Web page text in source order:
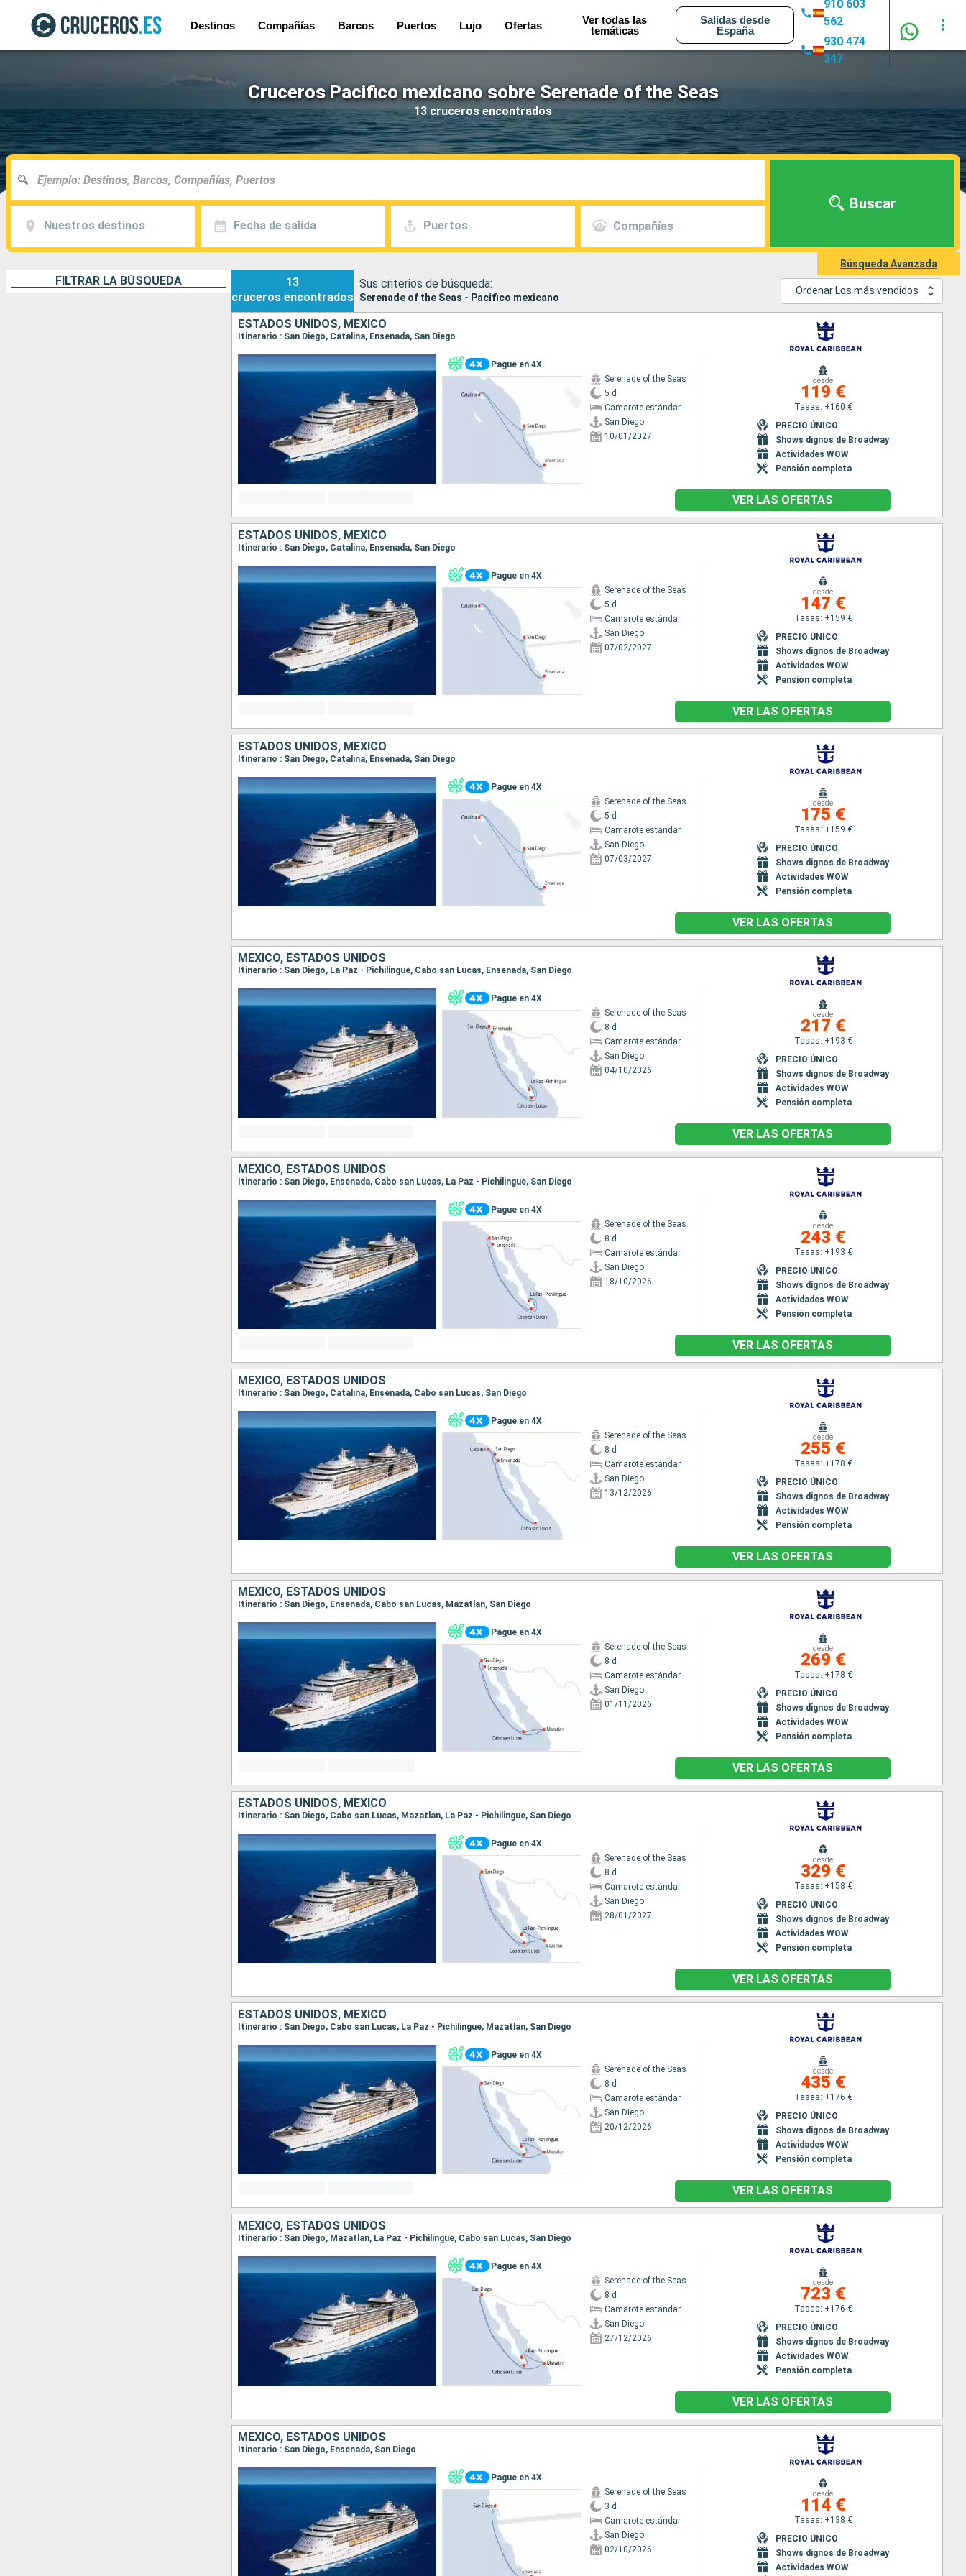
Destinos Compañías Barcos Puertos Lujo Ofertas
Ver todas las
temáticas
Salidas desde
España
910 603
562
930 474
347
Cruceros Pacifico mexicano sobre Serenade of the Seas
13 cruceros encontrados
Nuestros destinos Fecha de salida Puertos Compañías
Buscar
Búsqueda Avanzada
FILTRAR LA BÚSQUEDA
13
cruceros encontrados
Sus criterios de búsqueda:
Serenade of the Seas - Pacifico mexicano
Ordenar Los más vendidos
ESTADOS UNIDOS, MÉXICO
Itinerario : San Diego, Catalina, Ensenada, San Diego
Pague en 4X
Serenade of the Seas
5 d
Camarote estándar
San Diego
10/01/2027
desde
119 €
Tasas: +160 €
PRECIO ÚNICO
Shows dignos de Broadway
Actividades WOW
Pensión completa
VER LAS OFERTAS
ESTADOS UNIDOS, MÉXICO
Itinerario : San Diego, Catalina, Ensenada, San Diego
Pague en 4X
Serenade of the Seas
5 d
Camarote estándar
San Diego
07/02/2027
desde
147 €
Tasas: +159 €
PRECIO ÚNICO
Shows dignos de Broadway
Actividades WOW
Pensión completa
VER LAS OFERTAS
ESTADOS UNIDOS, MÉXICO
Itinerario : San Diego, Catalina, Ensenada, San Diego
Pague en 4X
Serenade of the Seas
5 d
Camarote estándar
San Diego
07/03/2027
desde
175 €
Tasas: +159 €
PRECIO ÚNICO
Shows dignos de Broadway
Actividades WOW
Pensión completa
VER LAS OFERTAS
MÉXICO, ESTADOS UNIDOS
Itinerario : San Diego, La Paz - Pichilingue, Cabo san Lucas, Ensenada, San Diego
Pague en 4X
Serenade of the Seas
8 d
Camarote estándar
San Diego
04/10/2026
desde
217 €
Tasas: +193 €
PRECIO ÚNICO
Shows dignos de Broadway
Actividades WOW
Pensión completa
VER LAS OFERTAS
MÉXICO, ESTADOS UNIDOS
Itinerario : San Diego, Ensenada, Cabo san Lucas, La Paz - Pichilingue, San Diego
Pague en 4X
Serenade of the Seas
8 d
Camarote estándar
San Diego
18/10/2026
desde
243 €
Tasas: +193 €
PRECIO ÚNICO
Shows dignos de Broadway
Actividades WOW
Pensión completa
VER LAS OFERTAS
MÉXICO, ESTADOS UNIDOS
Itinerario : San Diego, Catalina, Ensenada, Cabo san Lucas, San Diego
Pague en 4X
Serenade of the Seas
8 d
Camarote estándar
San Diego
13/12/2026
desde
255 €
Tasas: +178 €
PRECIO ÚNICO
Shows dignos de Broadway
Actividades WOW
Pensión completa
VER LAS OFERTAS
MÉXICO, ESTADOS UNIDOS
Itinerario : San Diego, Ensenada, Cabo san Lucas, Mazatlan, San Diego
Pague en 4X
Serenade of the Seas
8 d
Camarote estándar
San Diego
01/11/2026
desde
269 €
Tasas: +178 €
PRECIO ÚNICO
Shows dignos de Broadway
Actividades WOW
Pensión completa
VER LAS OFERTAS
ESTADOS UNIDOS, MÉXICO
Itinerario : San Diego, Cabo san Lucas, Mazatlan, La Paz - Pichilingue, San Diego
Pague en 4X
Serenade of the Seas
8 d
Camarote estándar
San Diego
28/01/2027
desde
329 €
Tasas: +158 €
PRECIO ÚNICO
Shows dignos de Broadway
Actividades WOW
Pensión completa
VER LAS OFERTAS
ESTADOS UNIDOS, MÉXICO
Itinerario : San Diego, Cabo san Lucas, La Paz - Pichilingue, Mazatlan, San Diego
Pague en 4X
Serenade of the Seas
8 d
Camarote estándar
San Diego
20/12/2026
desde
435 €
Tasas: +176 €
PRECIO ÚNICO
Shows dignos de Broadway
Actividades WOW
Pensión completa
VER LAS OFERTAS
MÉXICO, ESTADOS UNIDOS
Itinerario : San Diego, Mazatlan, La Paz - Pichilingue, Cabo san Lucas, San Diego
Pague en 4X
Serenade of the Seas
8 d
Camarote estándar
San Diego
27/12/2026
desde
723 €
Tasas: +176 €
PRECIO ÚNICO
Shows dignos de Broadway
Actividades WOW
Pensión completa
VER LAS OFERTAS
MÉXICO, ESTADOS UNIDOS
Itinerario : San Diego, Ensenada, San Diego
Pague en 4X
Serenade of the Seas
3 d
Camarote estándar
San Diego
02/10/2026
desde
114 €
Tasas: +138 €
PRECIO ÚNICO
Shows dignos de Broadway
Actividades WOW